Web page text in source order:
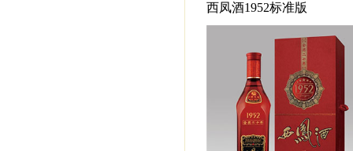
西凤酒1952标准版